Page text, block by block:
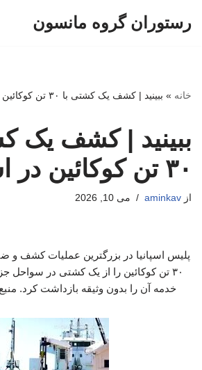
رستوران گروه مانسون
خانه » ببینید | کشف یک کشتی با ۳۰ تن کوکائین در اسپانیا
ببینید | کشف یک
۳۰ تن کوکائین در اسپانیا
از aminkav می 10, 2026
پلیس اسپانیا در بزرگترین عملیات کشف و
خدمه آن را بدون وثیقه بازداشت کرد.